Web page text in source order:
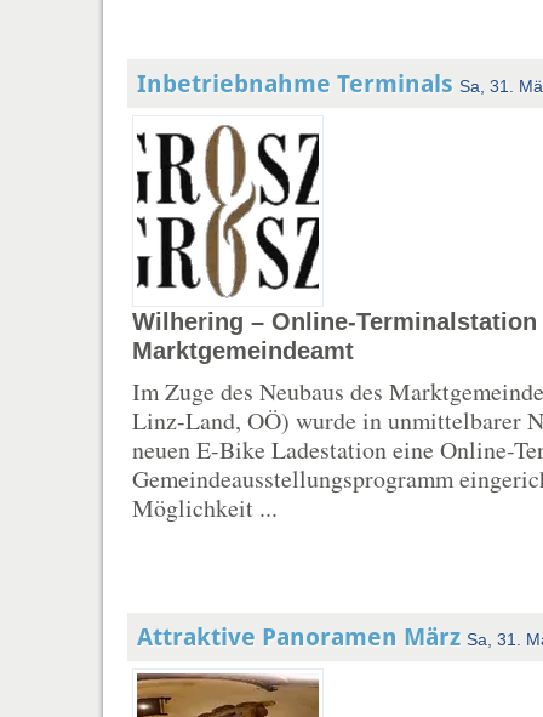
Inbetriebnahme Terminals Sa, 31.
Wilhering – Online-Terminalstation
Marktgemeindeamt
Im Zuge des Neubaus des
Linz-Land, OÖ) wurde in unmittelbarer
neuen E-Bike Ladestation eine Online-
Gemeindeausstellungsprogramm
Möglichkeit ...
Attraktive Panoramen März Sa, 31.